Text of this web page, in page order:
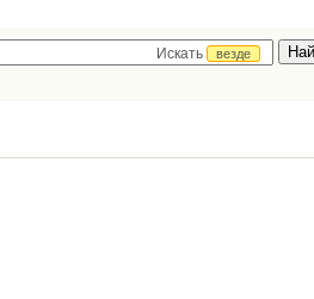
Искать
везде